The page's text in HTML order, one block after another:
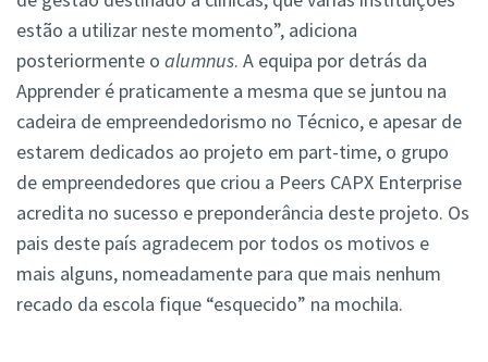
estão a utilizar neste momento”, adiciona
posteriormente o alumnus. A equipa por detrás da
Apprender é praticamente a mesma que se juntou na
cadeira de empreendedorismo no Técnico, e apesar de
estarem dedicados ao projeto em part-time, o grupo
de empreendedores que criou a Peers CAPX Enterprise
acredita no sucesso e preponderância deste projeto. Os
pais deste país agradecem por todos os motivos e
mais alguns, nomeadamente para que mais nenhum
recado da escola fique “esquecido” na mochila.